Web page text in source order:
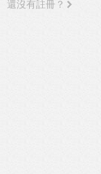
還沒有註冊？